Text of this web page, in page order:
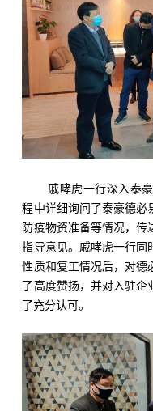
戚哮虎一行深入泰豪
程中详细询问了泰豪德必
防疫物资准备等情况，传
指导意见。戚哮虎一行同
性质和复工情况后，对德
了高度赞扬，并对入驻
了充分认可。